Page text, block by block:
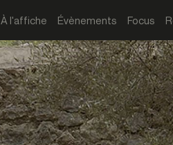
À l'affiche Évènements Focus